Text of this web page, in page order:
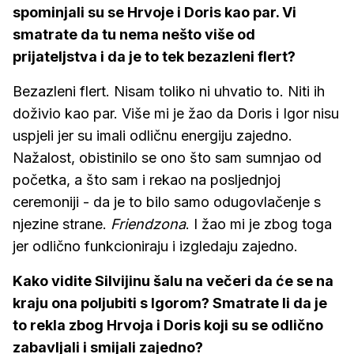
spominjali su se Hrvoje i Doris kao par. Vi
smatrate da tu nema nešto više od
prijateljstva i da je to tek bezazleni flert?
Bezazleni flert. Nisam toliko ni uhvatio to. Niti ih
doživio kao par. Više mi je žao da Doris i Igor nisu
uspjeli jer su imali odličnu energiju zajedno.
Nažalost, obistinilo se ono što sam sumnjao od
početka, a što sam i rekao na posljednjoj
ceremoniji - da je to bilo samo odugovlačenje s
njezine strane. Friendzona. I žao mi je zbog toga
jer odlično funkcioniraju i izgledaju zajedno.
Kako vidite Silvijinu šalu na večeri da će se na
kraju ona poljubiti s Igorom? Smatrate li da je
to rekla zbog Hrvoja i Doris koji su se odlično
zabavljali i smijali zajedno?